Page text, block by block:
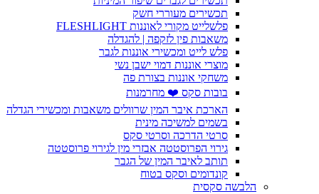
תכשירים מעוררי חשק
פלשלייט מקורי לאוננות FLESHLIGHT
משאבות פין לזקפה | להגדלה
פלש לייט ומכשירי אוננות לגבר
מוצרי אוננות דמוי ישבן נשי
משחקי אוננות בצורת פה
בובות סקס ❤️ מחרמנות
הארכת איבר המין שרוולים משאבות ומכשירי הגדלה
בשמים למשיכה מינית
סרטי הדרכה וסרטי סקס
גירוי הפרוסטטה אבזרי מין לגירוי פרוסטטה
תותב לאיבר המין של הגבר
קונדומים וסקס בטוח
הלבשה סקסית